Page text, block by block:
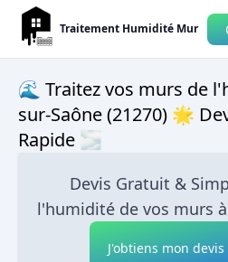
Traitement Humidité Mur
🌊 Traitez vos murs de
sur-Saône (21270) 🌟
Rapide 🌫
Devis Gratuit &
l'humidité de vos murs
J'obtiens mon